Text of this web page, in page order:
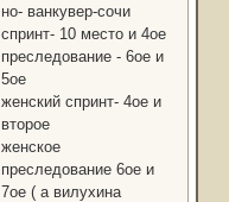
но- ванкувер-сочи
спринт- 10 место и 4ое
преследование - 6ое и
5ое
женский спринт- 4ое и
второе
женское
преследование 6ое и
7ое ( а вилухина